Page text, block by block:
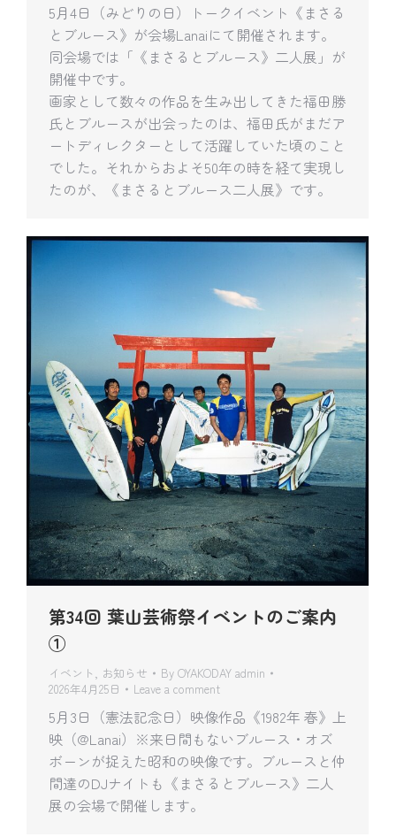
5月4日（みどりの日）トークイベント《まさる
とブルース》が会場Lanaiにて開催されます。
同会場では「《まさるとブルース》二人展」が
開催中です。
画家として数々の作品を生み出してきた福田勝
氏とブルースが出会ったのは、福田氏がまだア
ートディレクターとして活躍していた頃のこと
でした。それからおよそ50年の時を経て実現し
たのが、《まさるとブルース二人展》です。
第34回 葉山芸術祭イベントのご案内
①
イベント , お知らせ By OYAKODAY admin
2026年4月25日
Leave a comment
5月3日（憲法記念日）映像作品《1982年 春》上
映（@Lanai）※来日間もないブルース・オズ
ボーンが捉えた昭和の映像です。ブルースと仲
間達のDJナイトも《まさるとブルース》二人
展の会場で開催します。